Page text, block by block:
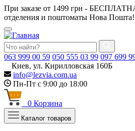
При заказе от 1499 грн -
отделения и поштоматы Нова Пошта!
063 999 00 59 050 555 03 99 097 699
Киев, ул. Кирилловская 160Б
info@lezvia.com.ua
Пн-Пт с 9:00 до 18:00
0 Корзина
Каталог товаров